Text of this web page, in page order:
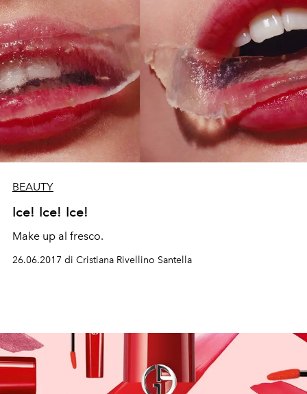
BEAUTY
Ice! Ice! Ice!
Make up al fresco.
26.06.2017 di Cristiana Rivellino Santella